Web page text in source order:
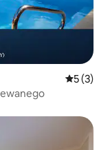
Średnia
5 (3)